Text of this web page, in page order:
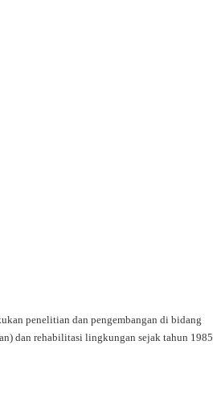
penelitian dan pengembangan di bidang
dan rehabilitasi lingkungan sejak tahun 1985.